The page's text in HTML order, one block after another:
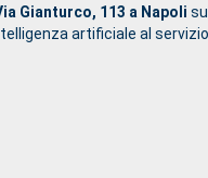
Gianturco, 113 a Napoli
artificiale al